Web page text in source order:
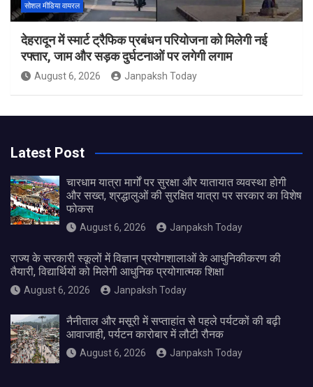
सोशल मीडिया वायरल
देहरादून में स्मार्ट ट्रैफिक प्रबंधन परियोजना को मिलेगी नई
रफ्तार, जाम और सड़क दुर्घटनाओं पर लगेगी लगाम
August 6, 2026 Janpaksh Today
Latest Post
चारधाम यात्रा मार्गों पर सुरक्षा और यातायात व्यवस्था होगी
और सख्त, श्रद्धालुओं की सुरक्षित यात्रा पर सरकार का विशेष
फोकस
August 6, 2026 Janpaksh Today
राज्य के सरकारी स्कूलों में विज्ञान प्रयोगशालाओं के आधुनिकीकरण की
तैयारी, विद्यार्थियों को मिलेगी आधुनिक प्रयोगात्मक शिक्षा
August 6, 2026 Janpaksh Today
नैनीताल और मसूरी में सप्ताहांत से पहले पर्यटकों की बढ़ी
आवाजाही, पर्यटन कारोबार में लौटी रौनक
August 6, 2026 Janpaksh Today